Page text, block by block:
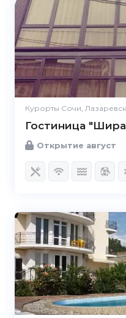
Курорты Сочи,
Гостиница
Открытие август